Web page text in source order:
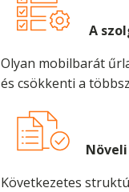
A
Olyan mobilbarát
és csökkenti a
Következetes